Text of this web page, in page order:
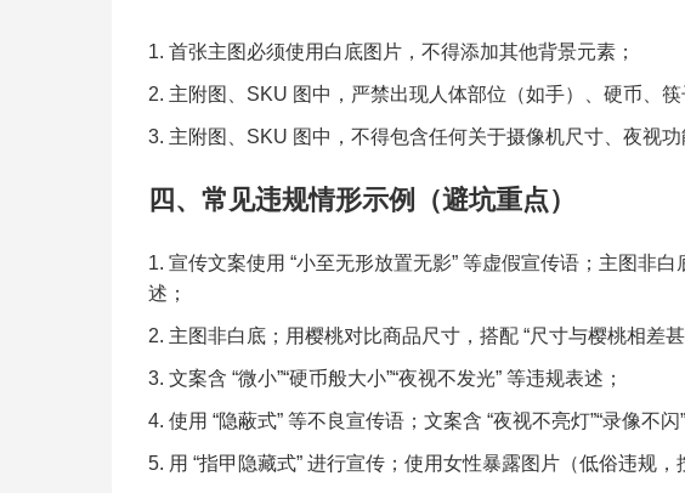
首张主图必须使用白底图片，不得添加其他背景元素；
主附图、SKU 图中，严禁出现人体部位（如手）、硬币、
主附图、SKU 图中，不得包含任何关于摄像机尺寸、夜视功
四、常见违规情形示例（避坑重点）
宣传文案使用 “小至无形放置无影” 等虚假宣传语；主图非
述；
主图非白底；用樱桃对比商品尺寸，搭配 “尺寸与樱桃相差甚
文案含 “微小”“硬币般大小”“夜视不发光” 等违规表述；
使用 “隐蔽式” 等不良宣传语；文案含 “夜视不亮灯”“录像不
用 “指甲隐藏式” 进行宣传；使用女性暴露图片（低俗违规